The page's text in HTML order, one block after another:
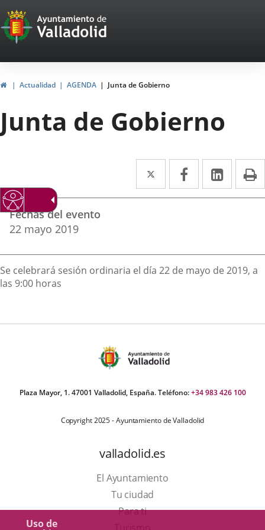
Uso de
Portal
Web
del
Ayuntamiento
de
Valladolid
InicioActualidad AGENDA Junta de Gobierno
Junta de Gobierno
Twitter
Enlace
a
externa.
Facebook
Enlace
a
externa.
Enlace
a
Datos
del
evento
Fechas del evento
22 mayo 2019
Descripción
Se celebrará sesión ordinaria el día 22 de mayo de 2019, a
las 9:00 horas
Plaza Mayor, 1. 47001 Valladolid, España. Teléfono:+34 983 426 100
Copyright 2025 - Ayuntamiento de Valladolid
valladolid.es
El Ayuntamiento
Tu ciudad
Para ti